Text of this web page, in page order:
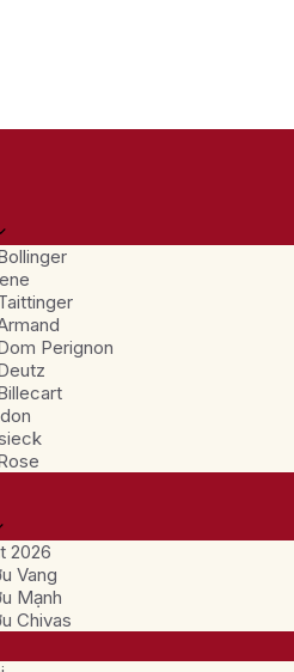
Perignon
2026
Vang
Mạnh
Chivas